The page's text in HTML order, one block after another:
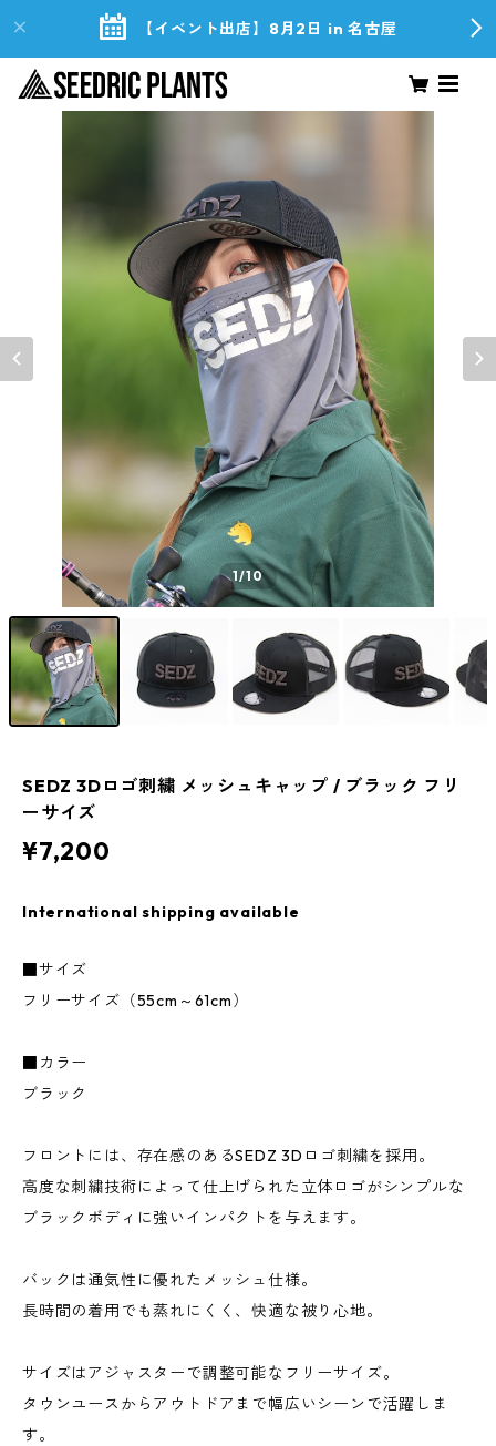
【イベント出店】8月2日 in 名古屋
1/10
SEDZ 3Dロゴ刺繍 メッシュキャップ / ブラック フリ
ーサイズ
¥7,200
International shipping available
■サイズ
フリーサイズ（55cm～61cm）
■カラー
ブラック
フロントには、存在感のあるSEDZ 3Dロゴ刺繍を採用。
高度な刺繍技術によって仕上げられた立体ロゴがシンプルな
ブラックボディに強いインパクトを与えます。
バックは通気性に優れたメッシュ仕様。
長時間の着用でも蒸れにくく、快適な被り心地。
サイズはアジャスターで調整可能なフリーサイズ。
タウンユースからアウトドアまで幅広いシーンで活躍しま
す。